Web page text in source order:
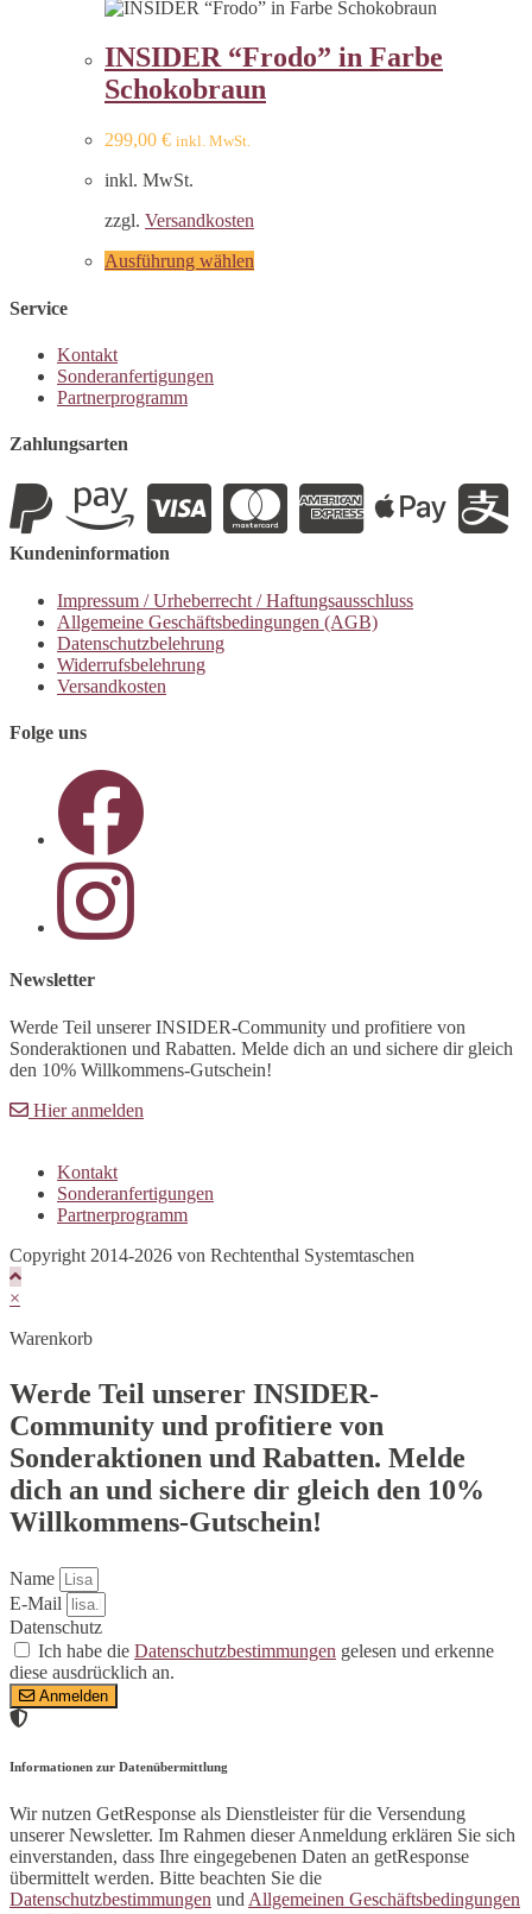
INSIDER “Frodo” in Farbe
Schokobraun
299,00 € inkl. MwSt.
inkl. MwSt.
zzgl. Versandkosten
Ausführung wählen
Service
Kontakt
Sonderanfertigungen
Partnerprogramm
Zahlungsarten
Kundeninformation
Impressum / Urheberrecht / Haftungsausschluss
Allgemeine Geschäftsbedingungen (AGB)
Datenschutzbelehrung
Widerrufsbelehrung
Versandkosten
Folge uns
in
new
Newsletter
Werde Teil unserer INSIDER-Community und profitiere von
Sonderaktionen und Rabatten. Melde dich an und sichere dir gleich
den 10% Willkommens-Gutschein!
Hier anmelden
Kontakt
Sonderanfertigungen
Partnerprogramm
Copyright 2014-2026 von Rechtenthal Systemtaschen
×
Warenkorb
Werde Teil unserer INSIDER-
Community und profitiere von
Sonderaktionen und Rabatten. Melde
dich an und sichere dir gleich den 10%
Willkommens-Gutschein!
Name
E-Mail
Datenschutz
Ich habe die Datenschutzbestimmungen gelesen und erkenne
diese ausdrücklich an.
Anmelden
Informationen zur Datenübermittlung
Wir nutzen GetResponse als Dienstleister für die Versendung
unserer Newsletter. Im Rahmen dieser Anmeldung erklären Sie sich
einverstanden, dass Ihre eingegebenen Daten an getResponse
übermittelt werden. Bitte beachten Sie die
Datenschutzbestimmungen und Allgemeinen Geschäftsbedingungen